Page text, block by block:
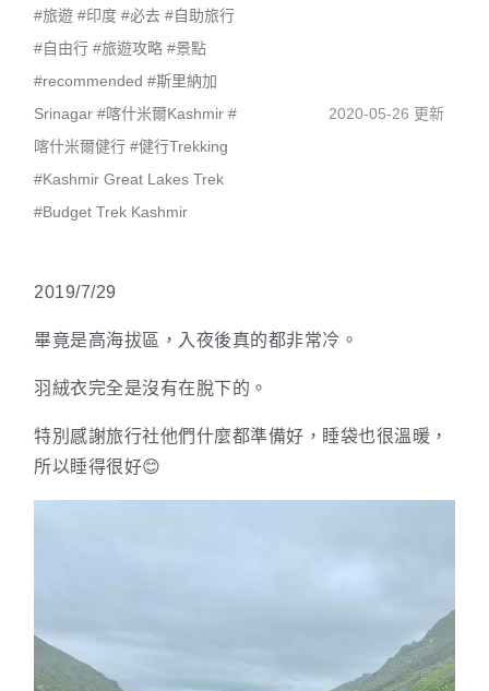
#旅遊 #印度 #必去 #自助旅行
#自由行 #旅遊攻略 #景點
#recommended #斯里納加
Srinagar #喀什米爾Kashmir #
喀什米爾健行 #健行Trekking
#Kashmir Great Lakes Trek
#Budget Trek Kashmir
2020-05-26 更新
2019/7/29
畢竟是高海拔區，入夜後真的都非常冷。
羽絨衣完全是沒有在脫下的。
特別感謝旅行社他們什麼都準備好，睡袋也很溫暖，
所以睡得很好😊